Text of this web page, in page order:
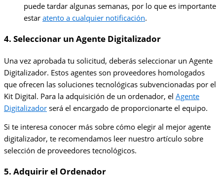
puede tardar algunas semanas, por lo que es importante
estar atento a cualquier notificación.
4. Seleccionar un Agente Digitalizador
Una vez aprobada tu solicitud, deberás seleccionar un Agente
Digitalizador. Estos agentes son proveedores homologados
que ofrecen las soluciones tecnológicas subvencionadas por el
Kit Digital. Para la adquisición de un ordenador, el Agente
Digitalizador será el encargado de proporcionarte el equipo.
Si te interesa conocer más sobre cómo elegir al mejor agente
digitalizador, te recomendamos leer nuestro artículo sobre
selección de proveedores tecnológicos.
5. Adquirir el Ordenador